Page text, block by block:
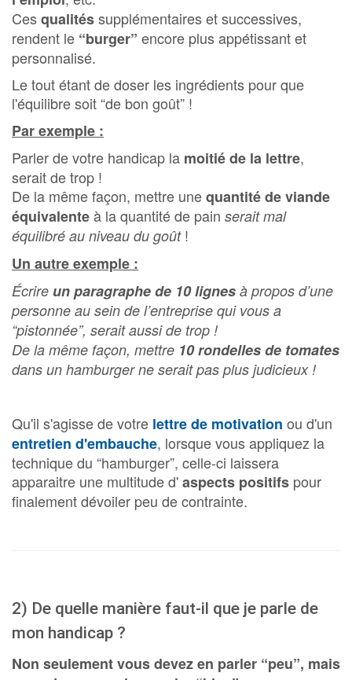
Cesqualitéssupplémentaires et successives,
rendent le “burger” encore plus appétissant et
personnalisé.
Le tout étant de doser les ingrédients pour que
l'équilibre soit “de bon goût” !
Par exemple :
Parler de votre handicap la moitié de la lettre,
serait de trop !
De la même façon, mettre unequantité de viande
équivalenteà la quantité de pain serait mal
équilibré au niveau du goût!
Un autre exemple :
Écrire un paragraphe de 10 lignes à propos d’une
personne au sein de l’entreprise qui vous a
“pistonnée”, serait aussi de trop !
De la même façon, mettre 10 rondelles de tomates
dans un hamburger ne serait pas plus judicieux !
Qu'il s'agisse de votre lettre de motivation ou d'un
entretien d'embauche, lorsque vous appliquez la
technique du “hamburger”, celle-ci laissera
apparaitre une multitude d'aspects positifs pour
finalement dévoiler peu de contrainte.
2) De quelle manière faut-il que je parle de
mon handicap ?
Non seulement vous devez en parler “peu”, mais